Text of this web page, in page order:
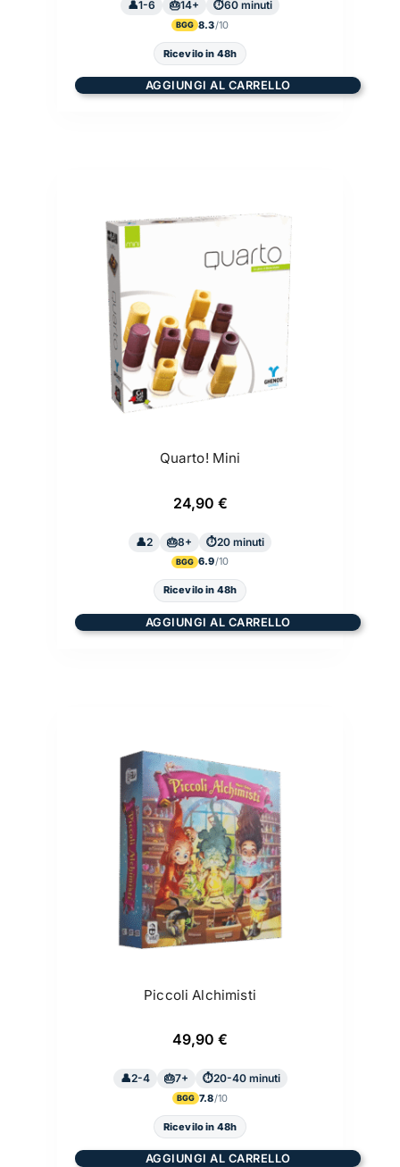
1-6 14+ 60 minuti
BGG 8.3
Ricevilo in 48h
AGGIUNGI AL CARRELLO
Quarto! Mini
24,90 €
2 8+ 20 minuti
BGG 6.9
Ricevilo in 48h
AGGIUNGI AL CARRELLO
Piccoli Alchimisti
49,90 €
2-4 7+ 20-40 minuti
BGG 7.8
Ricevilo in 48h
AGGIUNGI AL CARRELLO